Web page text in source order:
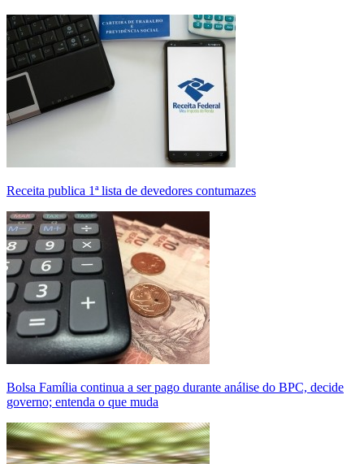
Receita publica 1ª lista de devedores contumazes
Bolsa Família continua a ser pago durante análise do BPC, decide
governo; entenda o que muda